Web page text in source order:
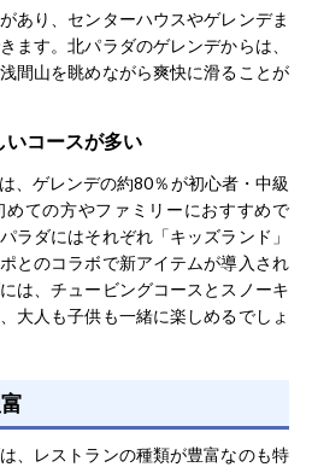
出来る展望を備えているスキー場
せられます。自然景観が良いの
れている環境です。週末はリフト
ットに感じられますが、トータル
ー場です。自分自身のスキーレベ
スキー場でした。
っと見る
あり、センターハウスやゲレンデま
ます。北パラダのゲレンデからは、
間山を眺めながら爽快に滑ることが
いコースが多い
、ゲレンデの約80％が初心者・中級
ての方やファミリーにおすすめで
ラダにはそれぞれ「キッズランド」
とのコラボで新アイテムが導入され
は、チュービングコースとスノーキ
大人も子供も一緒に楽しめるでしょ
、レストランの種類が豊富なのも特